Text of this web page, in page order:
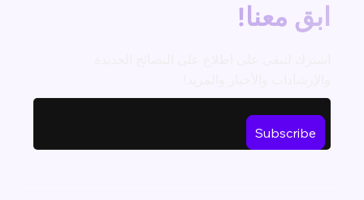
ابق معنا!